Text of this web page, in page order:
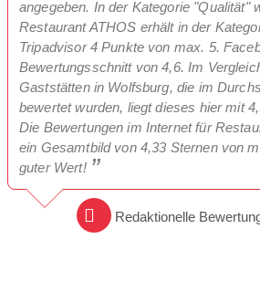
angegeben. In der Kategorie "Qualität"
Restaurant ATHOS erhält in der
Tripadvisor 4 Punkte von max. 5.
Bewertungsschnitt von 4,6. Im
Gaststätten in Wolfsburg, die im
bewertet wurden, liegt dieses hier mit
Die Bewertungen im Internet für
ein Gesamtbild von 4,33 Sternen von
guter Wert!
Redaktionelle